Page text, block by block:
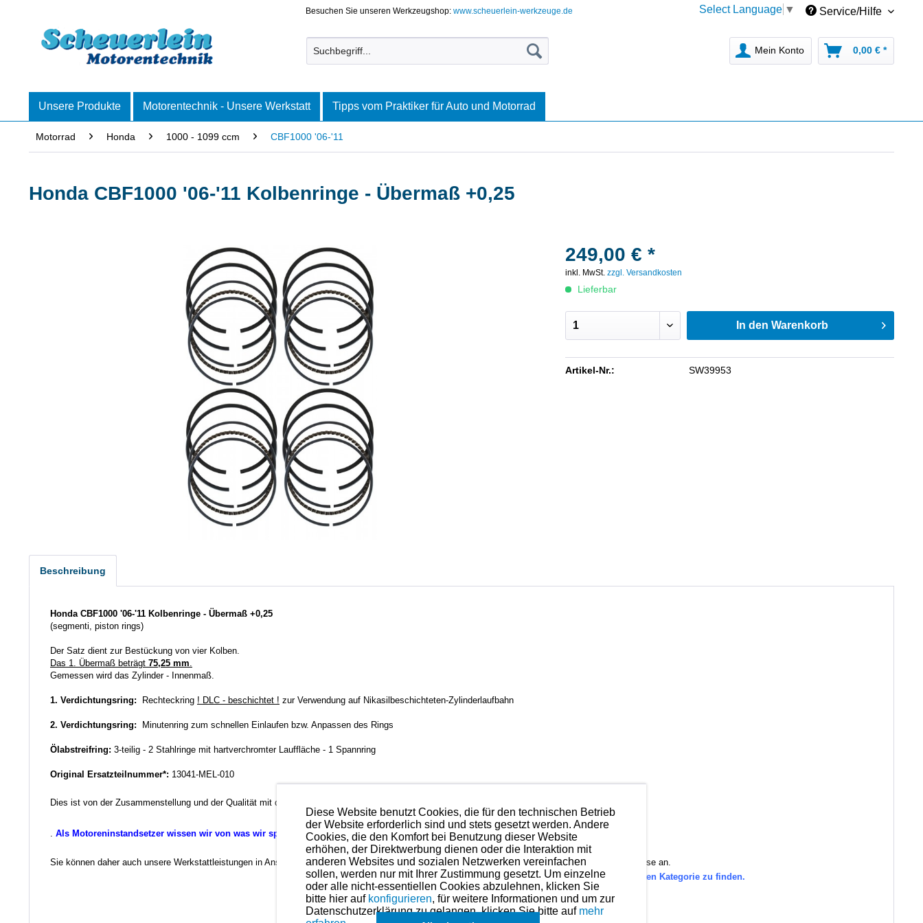
Besuchen Sie unseren Werkzeugshop:www.scheuerlein-werkzeuge.de Select Language ▼ Service/Hilfe
Mein Konto 0,00 € *
Unsere Produkte Motorentechnik - Unsere Werkstatt Tipps vom Praktiker für Auto und Motorrad
Motorrad Honda 1000 - 1099 ccm CBF1000 '06-'11
Honda CBF1000 '06-'11 Kolbenringe - Übermaß +0,25
249,00 € *
inkl. MwSt.zzgl. Versandkosten
Lieferbar
In den Warenkorb
Artikel-Nr.: SW39953
Beschreibung
Honda CBF1000 '06-'11 Kolbenringe - Übermaß +0,25
(segmenti, piston rings)
Der Satz dient zur Bestückung von vier Kolben.
Das 1. Übermaß beträgt 75,25 mm.
Gemessen wird das Zylinder - Innenmaß.
1. Verdichtungsring: Rechteckring ! DLC - beschichtet ! zur Verwendung auf Nikasilbeschichteten-Zylinderlaufbahn
2. Verdichtungsring: Minutenring zum schnellen Einlaufen bzw. Anpassen des Rings
Ölabstreifring: 3-teilig - 2 Stahlringe mit hartverchromter Lauffläche - 1 Spannring
Original Ersatzteilnummer*: 13041-MEL-010
Dies ist von der Zusammenstellung und der Qualität mit das Beste was es im Bereich der Kolbenringe gibt
. Als Motoreninstandsetzer wissen wir von was wir sprechen.
Sie können daher auch unsere Werkstattleistungen in Anspruch nehmen. Preise hierzu finden Sie in der Kategorien-Übersicht links oder fragen Sie diese an.
Andere Kolbenringmaße für dieses Modell sind (falls vorhanden) in der übergeordneten Kategorie zu finden.
Es können in Ausnahmefällen aucheinzelne Ringeangefragt werden.
Diese Website benutzt Cookies, die für den technischen Betrieb
der Website erforderlich sind und stets gesetzt werden. Andere
Cookies, die den Komfort bei Benutzung dieser Website
erhöhen, der Direktwerbung dienen oder die Interaktion mit
anderen Websites und sozialen Netzwerken vereinfachen
sollen, werden nur mit Ihrer Zustimmung gesetzt. Um einzelne
oder alle nicht-essentiellen Cookies abzulehnen, klicken Sie
bitte hier auf konfigurieren, für weitere Informationen und um zur
Datenschutzerklärung zu gelangen, klicken Sie bitte auf mehr